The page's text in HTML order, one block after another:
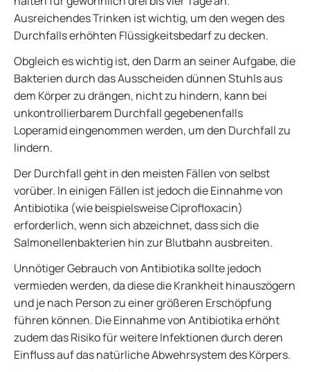
Ausreichendes Trinken ist wichtig, um den wegen des
Durchfalls erhöhten Flüssigkeitsbedarf zu decken.
Obgleich es wichtig ist, den Darm an seiner Aufgabe, die
Bakterien durch das Ausscheiden dünnen Stuhls aus
dem Körper zu drängen, nicht zu hindern, kann bei
unkontrollierbarem Durchfall gegebenenfalls
Loperamid eingenommen werden, um den Durchfall zu
lindern.
Der Durchfall geht in den meisten Fällen von selbst
vorüber. In einigen Fällen ist jedoch die Einnahme von
Antibiotika (wie beispielsweise Ciprofloxacin)
erforderlich, wenn sich abzeichnet, dass sich die
Salmonellenbakterien hin zur Blutbahn ausbreiten.
Unnötiger Gebrauch von Antibiotika sollte jedoch
vermieden werden, da diese die Krankheit hinauszögern
und je nach Person zu einer größeren Erschöpfung
führen können. Die Einnahme von Antibiotika erhöht
zudem das Risiko für weitere Infektionen durch deren
Einfluss auf das natürliche Abwehrsystem des Körpers.